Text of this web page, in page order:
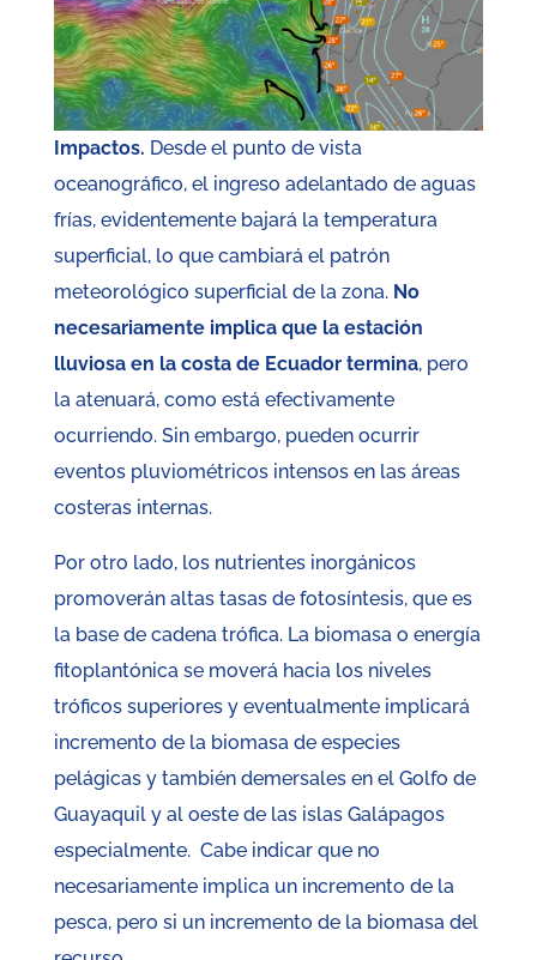
Impactos. Desde el punto de vista
oceanográfico, el ingreso adelantado de aguas
frías, evidentemente bajará la temperatura
superficial, lo que cambiará el patrón
meteorológico superficial de la zona. No
necesariamente implica que la estación
lluviosa en la costa de Ecuador termina, pero
la atenuará, como está efectivamente
ocurriendo. Sin embargo, pueden ocurrir
eventos pluviométricos intensos en las áreas
costeras internas.
Por otro lado, los nutrientes inorgánicos
promoverán altas tasas de fotosíntesis, que es
la base de cadena trófica. La biomasa o energía
fitoplantónica se moverá hacia los niveles
tróficos superiores y eventualmente implicará
incremento de la biomasa de especies
pelágicas y también demersales en el Golfo de
Guayaquil y al oeste de las islas Galápagos
especialmente. Cabe indicar que no
necesariamente implica un incremento de la
pesca, pero si un incremento de la biomasa del